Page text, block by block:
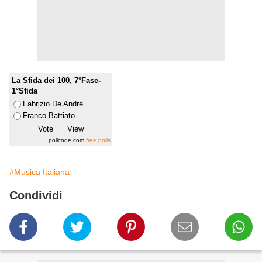
La Sfida dei 100, 7°Fase-
1°Sfida
Fabrizio De André
Franco Battiato
pollcode.com free polls
#Musica Italiana
Condividi